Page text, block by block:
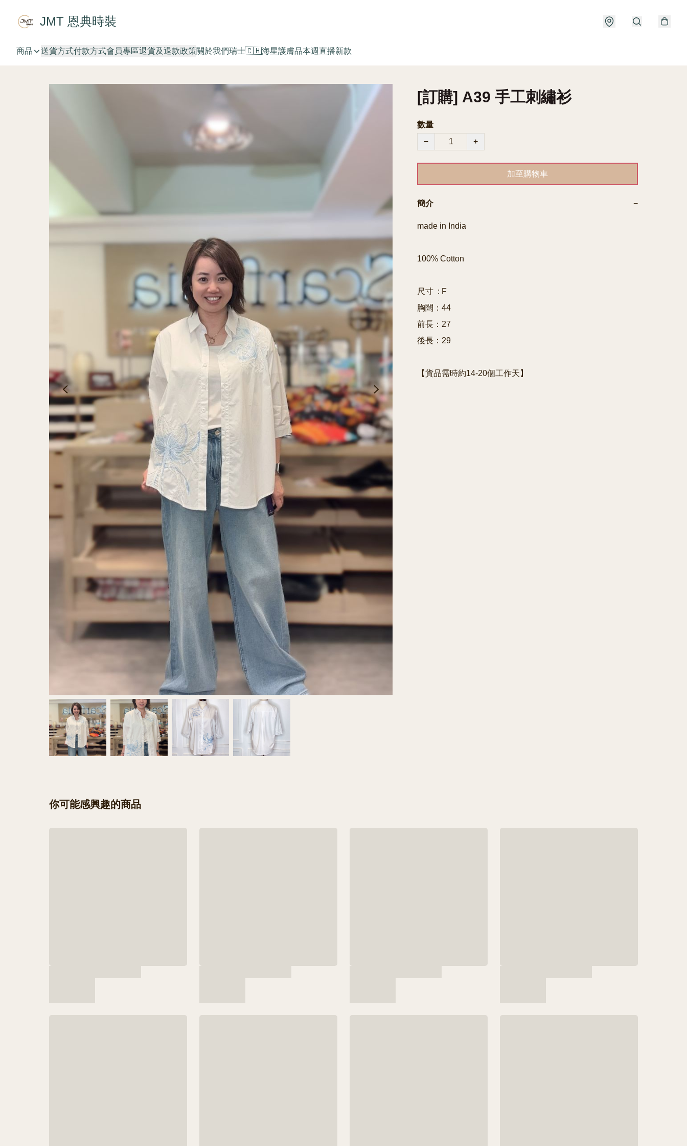
JMT 恩典時裝
商品 送貨方式付款方式會員專區退貨及退款政策關於我們瑞士🇨🇭海星護膚品本週直播新款
[訂購] A39 手工刺繡衫
數量
−
+
加至購物車
簡介 −
made in India
100% Cotton
尺寸  : F
胸闊：44
前長：27
後長：29
【貨品需時約14-20個工作天】
你可能感興趣的商品